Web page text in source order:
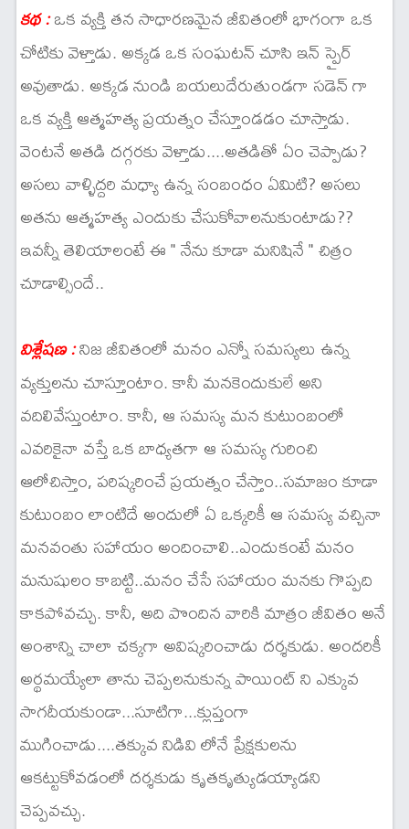
కథ :ఒక వ్యక్తి తన సాధారణమైన జీవితంలో భాగంగా ఒక
చోటికు వెళ్తాడు. అక్కడ ఒక సంఘటన్ చూసి ఇన్ స్పైర్
అవుతాడు. అక్కడ నుండి బయలుదేరుతుండగా సడెన్ గా
ఒక వ్యక్తి ఆత్మహత్య ప్రయత్నం చేస్తూండడం చూస్తాడు.
వెంటనే అతడి దగ్గరకు వెళ్తాడు....అతడితో ఏం చెప్పాడు?
అసలు వాళ్ళిద్దరి మధ్యా ఉన్న సంబంధం ఏమిటి? అసలు
అతను ఆత్మహత్య ఎందుకు చేసుకోవాలనుకుంటాడు??
ఇవన్నీ తెలియాలంటే ఈ " నేను కూడా మనిషినే " చిత్రం
చూడాల్సిందే..
విశ్లేషణ :నిజ జీవితంలో మనం ఎన్నో సమస్యలు ఉన్న
వ్యక్తులను చూస్తూంటాం. కానీ మనకెందుకులే అని
వదిలివేస్తుంటాం. కానీ, ఆ సమస్య మన కుటుంబంలో
ఎవరికైనా వస్తే ఒక బాధ్యతగా ఆ సమస్య గురించి
ఆలోచిస్తాం, పరిష్కరించే ప్రయత్నం చేస్తాం..సమాజం కూడా
కుటుంబం లాంటిదే అందులో ఏ ఒక్కరికీ ఆ సమస్య వచ్చినా
మనవంతు సహాయం అందించాలి..ఎందుకంటే మనం
మనుషులం కాబట్టి..మనం చేసే సహాయం మనకు గొప్పది
కాకపోవచ్చు. కానీ, అది పొందిన వారికి మాత్రం జీవితం అనే
అంశాన్ని చాలా చక్కగా అవిష్కరించాడు దర్శకుడు. అందరికీ
అర్థమయ్యేలా తాను చెప్పలనుకున్న పాయింట్ ని ఎక్కువ
సాగదీయకుండా...సూటిగా...క్లుప్తంగా
ముగించాడు....తక్కువ నిడివి లోనే ప్రేక్షకులను
ఆకట్టుకోవడంలో దర్శకుడు కృతకృత్యుడయ్యాడని
చెప్పవచ్చు.